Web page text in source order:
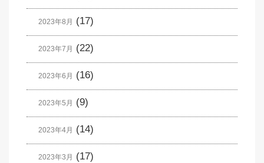
2023年8月 (17)
2023年7月 (22)
2023年6月 (16)
2023年5月 (9)
2023年4月 (14)
2023年3月 (17)